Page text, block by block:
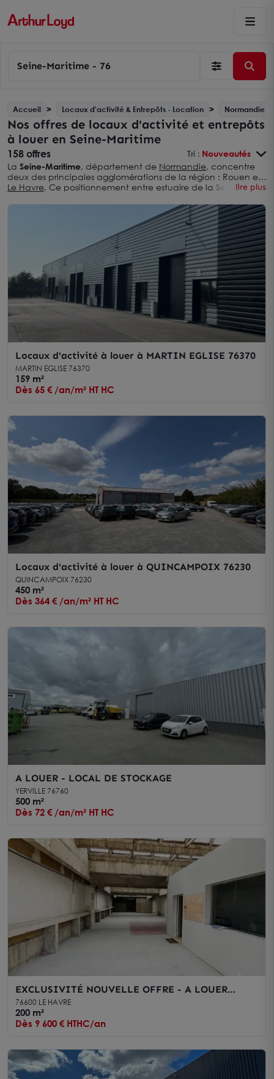
Seine-Maritime - 76
Accueil Locaux d'activité & Entrepôts - Location Normandie
Nos offres de locaux d'activité et entrepôts
à louer en Seine-Maritime
158 offres Tri : Nouveautés
La Seine-Maritime, département de Normandie, concentre
deux des principales agglomérations de la région : Rouen et
Le Havre. Ce positionnement entre estuaire de la Seine et
plus denses du nord-ouest de la France. Les entreprises
industrielles, artisanales et logistiques qui recherchent des
locaux d'activité à louer en Seine-Maritimetrouvent une offre
répartie sur des zones d'activité établies, à proximité des axes
autoroutiers A13, A150 et A29.
lire plus
Locaux d'activité à louer à MARTIN EGLISE 76370
MARTIN EGLISE 76370
159 m²
Dès 65 € /an/m² HT HC
Locaux d'activité à louer à QUINCAMPOIX 76230
QUINCAMPOIX 76230
450 m²
Dès 364 € /an/m² HT HC
A LOUER - LOCAL DE STOCKAGE
YERVILLE 76760
500 m²
Dès 72 € /an/m² HT HC
EXCLUSIVITÉ NOUVELLE OFFRE - A LOUER
LOCAUX D'ACTIVITÉ DE 200m2 ZONE
INDUSTRIELLE ET PORTUAIRE DU HAVRE
76600 LE HAVRE
200 m²
Dès 9 600 € HTHC/an